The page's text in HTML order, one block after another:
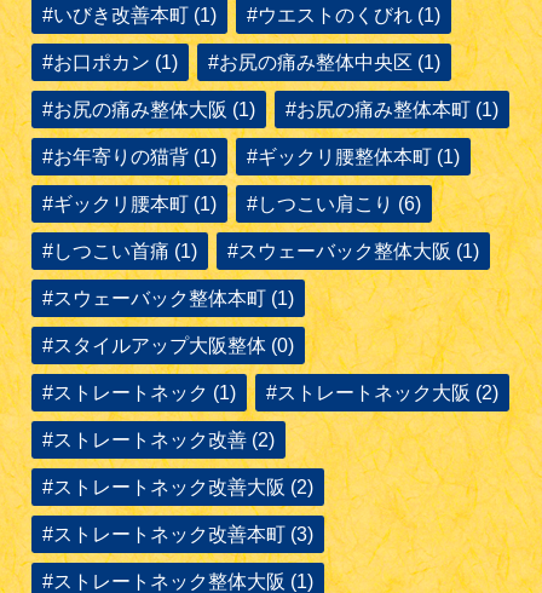
#いびき改善本町 (1) #ウエストのくびれ (1)
#お口ポカン (1) #お尻の痛み整体中央区 (1)
#お尻の痛み整体大阪 (1) #お尻の痛み整体本町 (1)
#お年寄りの猫背 (1) #ギックリ腰整体本町 (1)
#ギックリ腰本町 (1) #しつこい肩こり (6)
#しつこい首痛 (1) #スウェーバック整体大阪 (1)
#スウェーバック整体本町 (1)
#スタイルアップ大阪整体 (0)
#ストレートネック (1) #ストレートネック大阪 (2)
#ストレートネック改善 (2)
#ストレートネック改善大阪 (2)
#ストレートネック改善本町 (3)
#ストレートネック整体大阪 (1)